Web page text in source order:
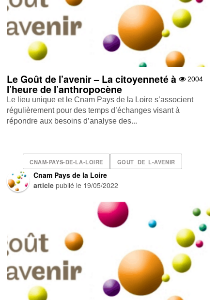
2004
Le Goût de l’avenir – La citoyenneté à
l’heure de l’anthropocène
Le lieu unique et le Cnam Pays de la Loire s’associent
régulièrement pour des temps d’échanges visant à
répondre aux besoins d’analyse des...
CNAM-PAYS-DE-LA-LOIRE GOUT_DE_L-AVENIR
Cnam Pays de la Loire
article publié le 19/05/2022